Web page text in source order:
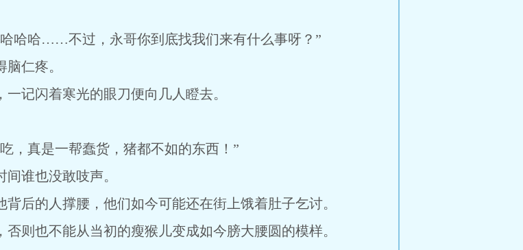
哈哈……不过，永哥你到底找我们来有什么事呀？”
仁疼。
记闪着寒光的眼刀便向几人瞪去。
，真是一帮蠢货，猪都不如的东西！”
谁也没敢吱声。
后的人撑腰，他们如今可能还在街上饿着肚子乞讨。
则也不能从当初的瘦猴儿变成如今膀大腰圆的模样。